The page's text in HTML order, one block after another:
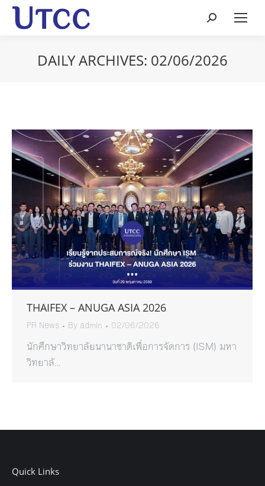
Search:
DAILY ARCHIVES: 02/06/2026
THAIFEX – ANUGA ASIA 2026
PR News By admin 02/06/2026
นักศึกษาวิทยาลัยนานาชาติเพื่อการจัดการ (ISM) มหา
วิทยาลั…
Quick Links